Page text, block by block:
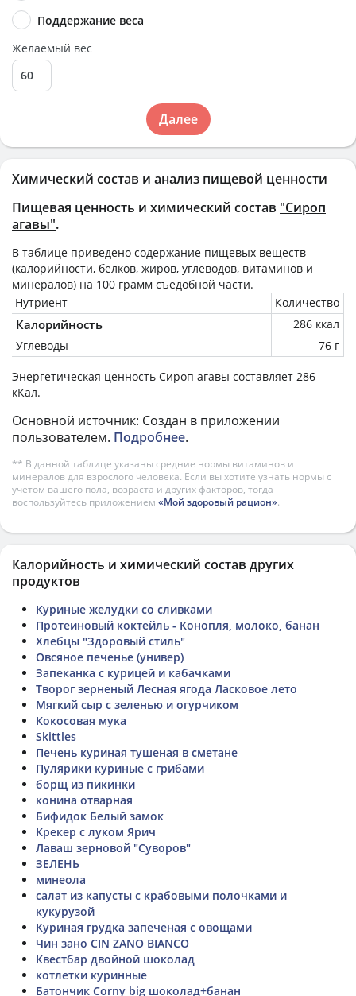
Химический состав и анализ пищевой ценности
Пищевая ценность и химический состав "Сироп
агавы".
В таблице приведено содержание пищевых веществ
(калорийности, белков, жиров, углеводов, витаминов и
минералов) на 100 грамм съедобной части.
Нутриент
Количество
Калорийность
286 ккал
Углеводы
76 г
Энергетическая ценность Сироп агавы составляет 286
кКал.
Основной источник: Создан в приложении
пользователем. Подробнее.
** В данной таблице указаны средние нормы витаминов и
минералов для взрослого человека. Если вы хотите узнать нормы с
учетом вашего пола, возраста и других факторов, тогда
воспользуйтесь приложением «Мой здоровый рацион».
Поддержание веса
Желаемый вес
Далее
Калорийность и химический состав других
продуктов
Куриные желудки со сливками
Протеиновый коктейль - Конопля, молоко, банан
Хлебцы "Здоровый стиль"
Овсяное печенье (универ)
Запеканка с курицей и кабачками
Творог зерненый Лесная ягода Ласковое лето
Мягкий сыр с зеленью и огурчиком
Кокосовая мука
Skittles
Печень куриная тушеная в сметане
Пулярики куриные с грибами
борщ из пикинки
конина отварная
Бифидок Белый замок
Крекер с луком Ярич
Лаваш зерновой "Суворов"
ЗЕЛЕНЬ
минеола
салат из капусты с крабовыми полочками и
кукурузой
Куриная грудка запеченая с овощами
Чин зано CIN ZANO BIANCO
Квестбар двойной шоколад
котлетки куринные
Батончик Corny big шоколад+банан